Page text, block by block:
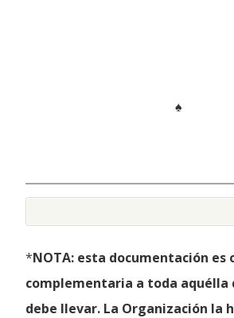
♠
*NOTA: esta documentación
complementaria a toda aquélla
debe llevar. La Organización la